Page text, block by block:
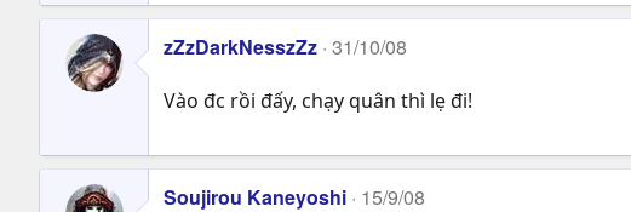
zZzDarkNesszZz 31/10/08
Vào đc rồi đấy, chạy quân thì lẹ đi!
Soujirou Kaneyoshi 15/9/08